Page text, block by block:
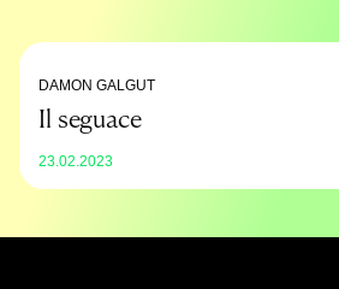
DAMON GALGUT
Il seguace
23.02.2023